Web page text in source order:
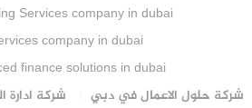
Services company in dubai
company in dubai
finance solutions in dubai
شركة حلول الاعمال في دبي
شركة ادارة